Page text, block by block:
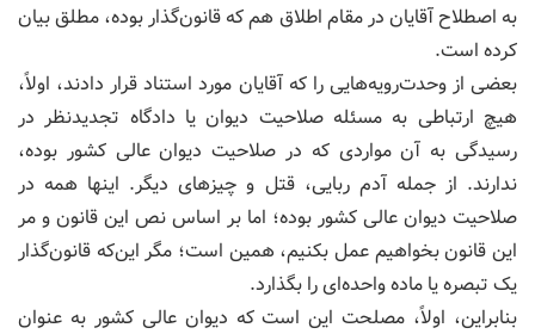
به اصطلاح آقایان در مقام اطلاق هم که قانون‌گذار بوده، مطلق بیان
کرده است.
بعضی از وحدت‌رویه‌هایی را که آقایان مورد استناد قرار دادند، اولاً،
هیچ ارتباطی به مسئله صلاحیت دیوان یا دادگاه تجدیدنظر در
رسیدگی به آن مواردی که در صلاحیت دیوان عالی کشور بوده،
ندارند. از جمله آدم ربایی، قتل و چیزهای دیگر. اینها همه در
صلاحیت دیوان عالی کشور بوده؛ اما بر اساس نص این قانون و مر
این قانون بخواهیم عمل بکنیم، همین است؛ مگر این‌که قانون‌گذار
یک تبصره‌ یا ماده واحده‌ای را بگذارد.
بنابراین، اولاً، مصلحت این است که دیوان عالی کشور به عنوان